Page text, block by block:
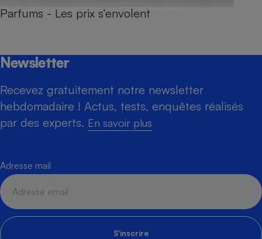
Parfums - Les prix s’envolent
Newsletter
Recevez gratuitement notre newsletter
hebdomadaire ! Actus, tests, enquêtes réalisés
par des experts. En savoir plus
Adresse mail
S'inscrire